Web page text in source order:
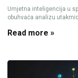
Umjetna inteligencija u
obuhvaća analizu
Read more »